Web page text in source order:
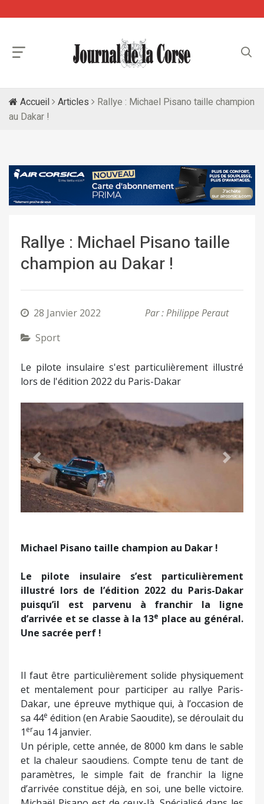
Accueil Articles
Rallye : Michael Pisano taille champion
au Dakar !
Rallye : Michael Pisano taille
champion au Dakar !
28 Janvier 2022
Par : Philippe Peraut
Sport
Le pilote insulaire s'est particulièrement illustré
lors de l'édition 2022 du Paris-Dakar
Précédent Suivant
Michael Pisano taille champion au Dakar !
Le pilote insulaire s’est particulièrement
illustré lors de l’édition 2022 du Paris-Dakar
puisqu’il est parvenu à franchir la ligne
d’arrivée et se classe à la 13e place au général.
Une sacrée perf !
Il faut être particulièrement solide physiquement
et mentalement pour participer au rallye Paris-
Dakar, une épreuve mythique qui, à l’occasion de
sa 44e édition (en Arabie Saoudite), se déroulait du
1 erau 14 janvier.
Un périple, cette année, de 8000 km dans le sable
et la chaleur saoudiens. Compte tenu de tant de
paramètres, le simple fait de franchir la ligne
d’arrivée constitue déjà, en soi, une belle victoire.